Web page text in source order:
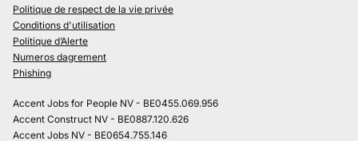
Politique de respect de la vie privée
Conditions d'utilisation
Politique d’Alerte
Numeros dagrement
Phishing
Accent Jobs for People NV - BE0455.069.956
Accent Construct NV - BE0887.120.626
Accent Jobs NV - BE0654.755.146